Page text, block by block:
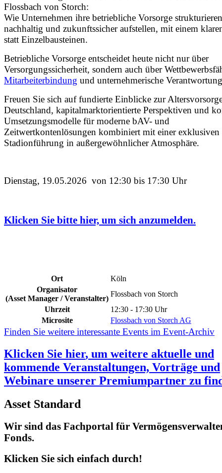
Flossbach von Storch:
Wie Unternehmen ihre betriebliche Vorsorge
nachhaltig und zukunftssicher aufstellen, mit einem
statt Einzelbausteinen.
Betriebliche Vorsorge entscheidet heute nicht nur über
Versorgungssicherheit, sondern auch über
Mitarbeiterbindung und unternehmerische
Freuen Sie sich auf fundierte Einblicke zur
Deutschland, kapitalmarktorientierte Perspektiven und
Umsetzungsmodelle für moderne bAV- und
Zeitwertkontenlösungen kombiniert mit einer exklusiven
Stadionführung in außergewöhnlicher Atmosphäre.
Dienstag, 19.05.2026 von 12:30 bis 17:30 Uhr
Klicken Sie bitte hier, um sich anzumelden.
Ort
Köln
Organisator
(Asset Manager / Veranstalter)
Flossbach von Storch
Uhrzeit
12:30 - 17:30 Uhr
Microsite
Flossbach von Storch AG
Finden Sie weitere interessante Events im Event-Archiv
Klicken Sie hier, um weitere aktuelle und
kommende Veranstaltungen, Vorträge und
Webinare unserer Premiumpartner zu
Asset Standard
Wir sind das Fachportal für
Fonds.
Klicken Sie sich einfach durch!